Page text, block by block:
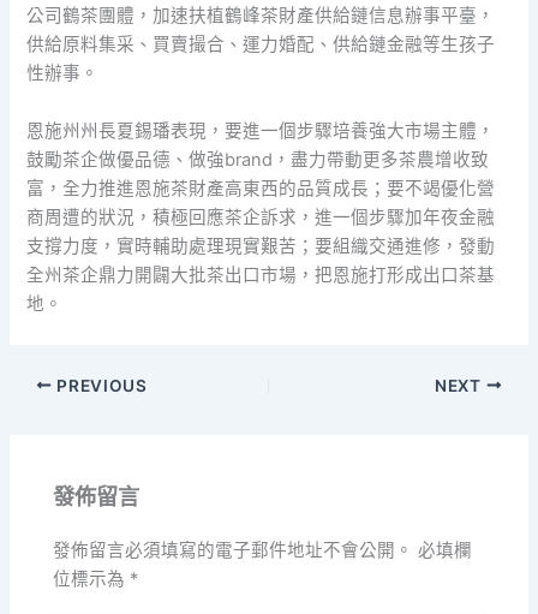
公司鶴茶團體，加速扶植鶴峰茶財產供給鏈信息辦事平臺，
供給原料集采、買賣撮合、運力婚配、供給鏈金融等生孩子
性辦事。
恩施州州長夏錫璠表現，要進一個步驟培養強大市場主體，
鼓勵茶企做優品德、做強brand，盡力帶動更多茶農增收致
富，全力推進恩施茶財產高東西的品質成長；要不竭優化營
商周遭的狀況，積極回應茶企訴求，進一個步驟加年夜金融
支撐力度，實時輔助處理現實艱苦；要組織交通進修，發動
全州茶企鼎力開闢大批茶出口市場，把恩施打形成出口茶基
地。
PREVIOUS NEXT
發佈留言
發佈留言必須填寫的電子郵件地址不會公開。 必填欄
位標示為 *